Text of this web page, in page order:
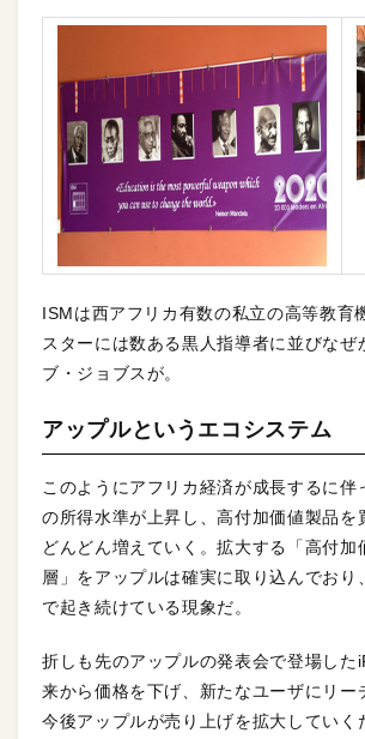
ISMは西アフリカ有数の私立の高等教育
スターには数ある黒人指導者に並びなぜ
ブ・ジョブスが。
アップルというエコシステム
このようにアフリカ経済が成長するに伴
の所得水準が上昇し、高付加価値製品を
どんどん増えていく。拡大する「高付加
層」をアップルは確実に取り込んでおり
で起き続けている現象だ。
折しも先のアップルの発表会で登場し
来から価格を下げ、新たなユーザにリー
今後アップルが売り上げを拡大していく